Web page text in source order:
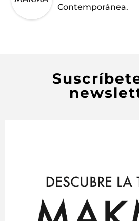
Contemporánea.